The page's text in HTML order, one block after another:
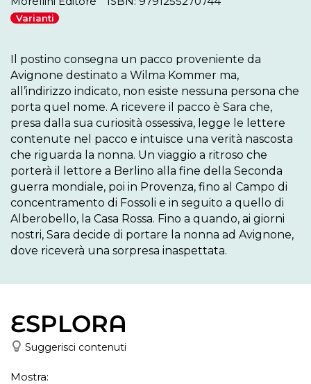
Varianti
Il postino consegna un pacco proveniente da
Avignone destinato a Wilma Kommer ma,
all’indirizzo indicato, non esiste nessuna persona che
porta quel nome. A ricevere il pacco è Sara che,
presa dalla sua curiosità ossessiva, legge le lettere
contenute nel pacco e intuisce una verità nascosta
che riguarda la nonna. Un viaggio a ritroso che
porterà il lettore a Berlino alla fine della Seconda
guerra mondiale, poi in Provenza, fino al Campo di
concentramento di Fossoli e in seguito a quello di
Alberobello, la Casa Rossa. Fino a quando, ai giorni
nostri, Sara decide di portare la nonna ad Avignone,
dove riceverà una sorpresa inaspettata.
ESPLORA
Suggerisci contenuti
Mostra: